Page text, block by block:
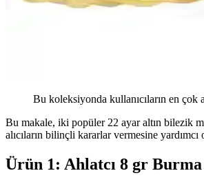
Bu koleksiyonda kullanıcıların en çok
Bu makale, iki popüler 22 ayar altın bilezik
alıcıların bilinçli kararlar vermesine
Ürün 1: Ahlatcı 8 gr